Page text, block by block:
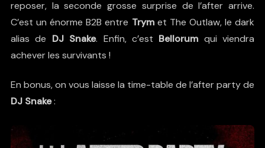
reposer, la seconde grosse surprise de l’after arrive.
C’est un énorme B2B entre Trymet The Outlaw, le dark
alias de DJ Snake. Enfin, c’est Bellorum qui viendra
achever les survivants !
En bonus, on vous laisse la time-table de l’after party de
DJ Snake: